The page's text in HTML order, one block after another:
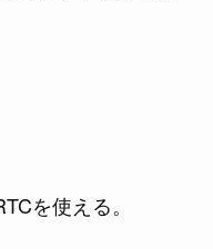
を使える。